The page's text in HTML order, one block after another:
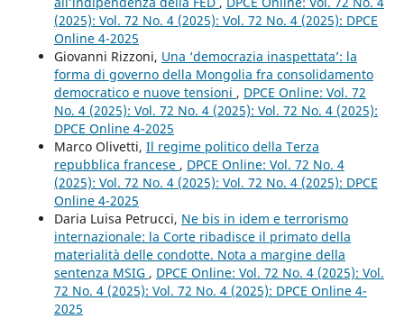
(2025): Vol. 72 No. 4 (2025): Vol. 72 No. 4 (2025): DPCE
Online 4-2025
Giovanni Rizzoni, Una ‘democrazia inaspettata’: la
forma di governo della Mongolia fra consolidamento
democratico e nuove tensioni , DPCE Online: Vol. 72
No. 4 (2025): Vol. 72 No. 4 (2025): Vol. 72 No. 4 (2025):
DPCE Online 4-2025
Marco Olivetti, Il regime politico della Terza
repubblica francese , DPCE Online: Vol. 72 No. 4
(2025): Vol. 72 No. 4 (2025): Vol. 72 No. 4 (2025): DPCE
Online 4-2025
Daria Luisa Petrucci, Ne bis in idem e terrorismo
internazionale: la Corte ribadisce il primato della
materialità delle condotte. Nota a margine della
sentenza MSIG , DPCE Online: Vol. 72 No. 4 (2025): Vol.
72 No. 4 (2025): Vol. 72 No. 4 (2025): DPCE Online 4-
2025